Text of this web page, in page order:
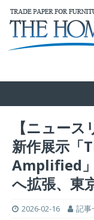
【ニュー
新作展示
Amplified
へ拡張、東
2026-02-16 記事